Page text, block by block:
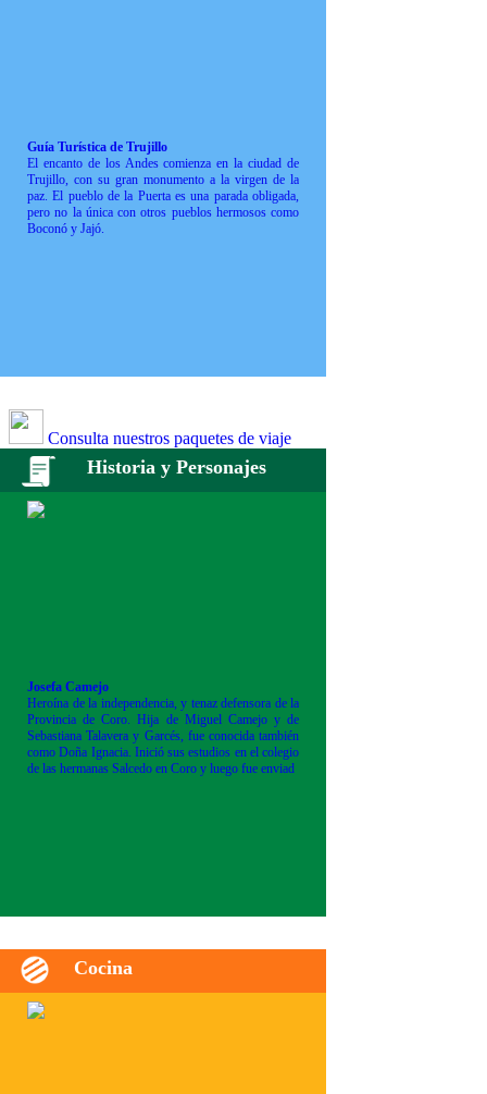
Guía Turística de Trujillo
El encanto de los Andes comienza en la ciudad de
Trujillo, con su gran monumento a la virgen de la
paz. El pueblo de la Puerta es una parada obligada,
pero no la única con otros pueblos hermosos como
Boconó y Jajó.
Consulta nuestros paquetes de viaje
Historia y Personajes
Josefa Camejo
Heroína de la independencia, y tenaz defensora de la
Provincia de Coro. Hija de Miguel Camejo y de
Sebastiana Talavera y Garcés, fue conocida también
como Doña Ignacia. Inició sus estudios en el colegio
de las hermanas Salcedo en Coro y luego fue enviad
Cocina